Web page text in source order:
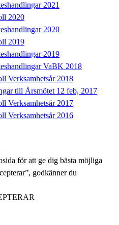
2021
2020
2020
2019
2019
VaBK 2018
Verksamhetsår 2018
till Årsmötet 12 feb, 2017
Verksamhetsår 2017
Verksamhetsår 2016
för att ge dig bästa möjliga
godkänner du